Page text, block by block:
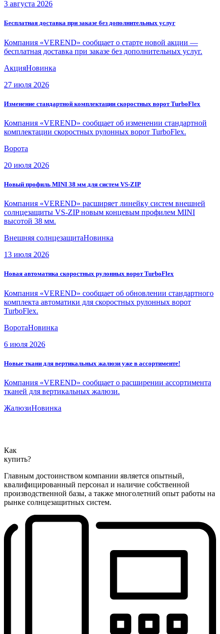
3 августа 2026
Бесплатная доставка при заказе без дополнительных услуг
Компания «VEREND» сообщает о старте новой акции —
бесплатная доставка при заказе без дополнительных услуг.
АкцияНовинка
27 июля 2026
Изменение стандартной комплектации скоростных ворот TurboFlex
Компания «VEREND» сообщает об изменении стандартной
комплектации скоростных рулонных ворот TurboFlex.
Ворота
20 июля 2026
Новый профиль MINI 38 мм для систем VS-ZIP
Компания «VEREND» расширяет линейку систем внешней
солнцезащиты VS-ZIP новым концевым профилем MINI
высотой 38 мм.
Внешняя солнцезащитаНовинка
13 июля 2026
Новая автоматика скоростных рулонных ворот TurboFlex
Компания «VEREND» сообщает об обновлении стандартного
комплекта автоматики для скоростных рулонных ворот
TurboFlex.
ВоротаНовинка
6 июля 2026
Новые ткани для вертикальных жалюзи уже в ассортименте!
Компания «VEREND» сообщает о расширении ассортимента
тканей для вертикальных жалюзи.
ЖалюзиНовинка
Как
купить?
Главным достоинством компании является опытный,
квалифицированный персонал и наличие собственной
производственной базы, а также многолетний опыт работы на
рынке солнцезащитных систем.